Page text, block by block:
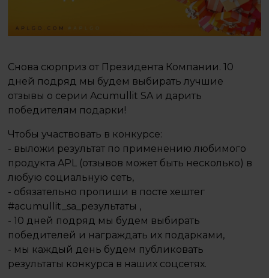
Снова сюрприз от Президента Компании. 10
дней подряд мы будем выбирать лучшие
отзывы о серии Acumullit SA и дарить
победителям подарки! ⠀
Чтобы участвовать в конкурсе:
- выложи результат по применению любимого
продукта APL (отзывов может быть несколько) в
любую социальную сеть,
- обязательно пропиши в посте хештег
#acumullit_sa_результаты ,
- 10 дней подряд мы будем выбирать
победителей и награждать их подарками,
- мы каждый день будем публиковать
результаты конкурса в наших соцсетях. ⠀